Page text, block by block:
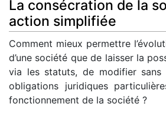
La consécration de la
action simplifiée
Comment mieux permettre
d’une société que de laisser la
via les statuts, de modifier sans
obligations juridiques
fonctionnement de la société ?